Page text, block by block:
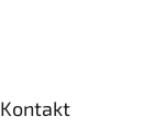
Kontakt